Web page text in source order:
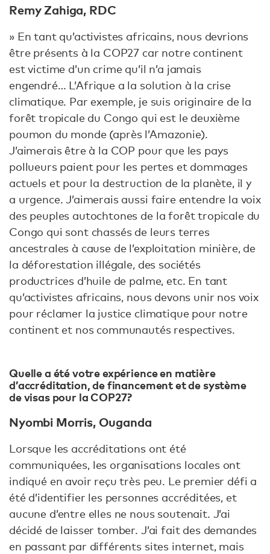
Remy Zahiga, RDC
» En tant qu’activistes africains, nous devrions
être présents à la COP27 car notre continent
est victime d’un crime qu’il n’a jamais
engendré… L’Afrique a la solution à la crise
climatique. Par exemple, je suis originaire de la
forêt tropicale du Congo qui est le deuxième
poumon du monde (après l’Amazonie).
J’aimerais être à la COP pour que les pays
pollueurs paient pour les pertes et dommages
actuels et pour la destruction de la planète, il y
a urgence. J’aimerais aussi faire entendre la voix
des peuples autochtones de la forêt tropicale du
Congo qui sont chassés de leurs terres
ancestrales à cause de l’exploitation minière, de
la déforestation illégale, des sociétés
productrices d’huile de palme, etc. En tant
qu’activistes africains, nous devons unir nos voix
pour réclamer la justice climatique pour notre
continent et nos communautés respectives.
Quelle a été votre expérience en matière
d’accréditation, de financement et de système
de visas pour la COP27 ?
Nyombi Morris, Ouganda
Lorsque les accréditations ont été
communiquées, les organisations locales ont
indiqué en avoir reçu très peu. Le premier défi a
été d’identifier les personnes accréditées, et
aucune d’entre elles ne nous soutenait. J’ai
décidé de laisser tomber. J’ai fait des demandes
en passant par différents sites internet, mais